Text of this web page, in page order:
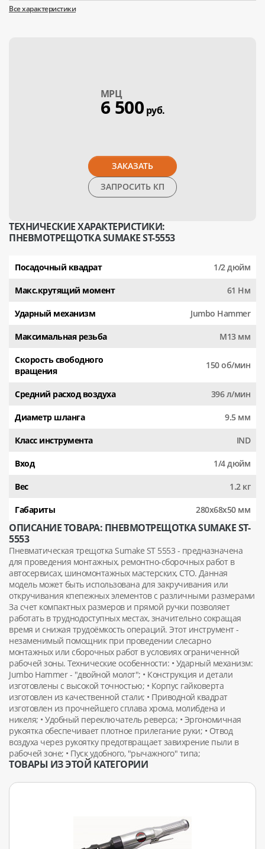
Все характеристики
МPЦ
6 500 руб.
ЗАКАЗАТЬ
ЗАПРОСИТЬ КП
ТЕХНИЧЕСКИЕ ХАРАКТЕРИСТИКИ:
ПНЕВМОТРЕЩОТКА SUMAKE ST-5553
Посадочный квадрат 1/2 дюйм
Макс.крутящий момент 61 Нм
Ударный механизм Jumbo Hammer
Максимальная резьба M13 мм
Скорость свободного
вращения
150 об/мин
Средний расход воздуха 396 л/мин
Диаметр шланга 9.5 мм
Класс инструмента IND
Вход 1/4 дюйм
Вес 1.2 кг
Габариты 280х68х50 мм
ОПИСАНИЕ ТОВАРА: ПНЕВМОТРЕЩОТКА SUMAKE ST-
5553
Пневматическая трещотка Sumake ST 5553 - предназначена
для проведения монтажных, ремонтно-сборочных работ в
автосервисах, шиномонтажных мастерских, СТО. Данная
модель может быть использована для закручивания или
откручивания кпепежных элементов с различными размерами
За счет компактных размеров и прямой ручки позволяет
работать в труднодоступных местах, значительно сокращая
время и снижая трудоёмкость операций. Этот инструмент -
незаменимый помощник при проведении слесарно
монтажных или сборочных работ в условиях ограниченной
рабочей зоны. Технические особенности: • Ударный механизм:
Jumbo Hammer - "двойной молот"; • Конструкция и детали
изготовлены с высокой точностью; • Корпус гайковерта
изготовлен из качественной стали; • Приводной квадрат
изготовлен из прочнейшего сплава хрома, молибдена и
никеля; • Удобный переключатель реверса; • Эргономичная
рукоятка обеспечивает плотное прилегание руки; • Отвод
воздуха через рукоятку предотвращает завихрение пыли в
рабочей зоне; • Пуск удобного, "рычажного" типа;
ТОВАРЫ ИЗ ЭТОЙ КАТЕГОРИИ